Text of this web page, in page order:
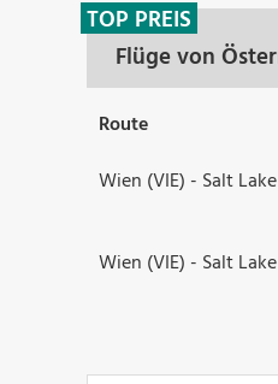
Flüge von
TOP PREIS
Route
Wien (VIE) - Salt
Wien (VIE) - Salt